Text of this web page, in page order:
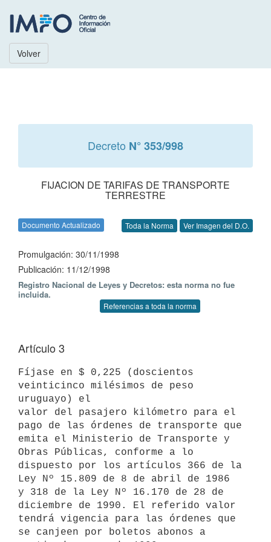
Volver
Decreto N° 353/998
FIJACION DE TARIFAS DE TRANSPORTE
TERRESTRE
Documento Actualizado Toda la Norma Ver Imagen del D.O.
Promulgación: 30/11/1998
Publicación: 11/12/1998
Registro Nacional de Leyes y Decretos: esta norma no fue
incluida.
Referencias a toda la norma
Artículo 3
Fíjase en $ 0,225 (doscientos
veinticinco milésimos de peso
uruguayo) el
valor del pasajero kilómetro para el
pago de las órdenes de transporte que
emita el Ministerio de Transporte y
Obras Públicas, conforme a lo
dispuesto por los artículos 366 de la
Ley Nº 15.809 de 8 de abril de 1986
y 318 de la Ley Nº 16.170 de 28 de
diciembre de 1990. El referido valor
tendrá vigencia para las órdenes que
se canjeen por boletos abonos a